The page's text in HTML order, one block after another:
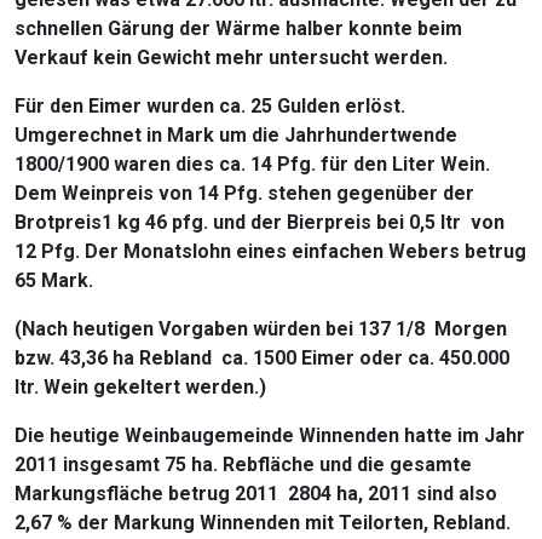
schnellen Gärung der Wärme halber konnte beim
Verkauf kein Gewicht mehr untersucht werden.
Für den Eimer wurden ca. 25 Gulden erlöst.
Umgerechnet in Mark um die Jahrhundertwende
1800/1900 waren dies ca. 14 Pfg. für den Liter Wein.
Dem Weinpreis von 14 Pfg. stehen gegenüber der
Brotpreis1 kg 46 pfg. und der Bierpreis bei 0,5 ltr von
12 Pfg. Der Monatslohn eines einfachen Webers betrug
65 Mark.
(Nach heutigen Vorgaben würden bei 137 1/8 Morgen
bzw. 43,36 ha Rebland ca. 1500 Eimer oder ca. 450.000
ltr. Wein gekeltert werden.)
Die heutige Weinbaugemeinde Winnenden hatte im Jahr
2011 insgesamt 75 ha. Rebfläche und die gesamte
Markungsfläche betrug 2011 2804 ha, 2011 sind also
2,67 % der Markung Winnenden mit Teilorten, Rebland.